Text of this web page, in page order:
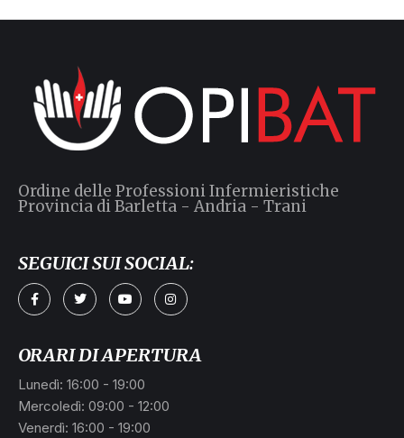
ORARI DI APERTURA
Lunedì: 16:00 - 19:00
Mercoledì: 09:00 - 12:00
Venerdì: 16:00 - 19:00
Ordine delle Professioni Infermieristiche
Provincia di Barletta - Andria - Trani
SEGUICI SUI SOCIAL: